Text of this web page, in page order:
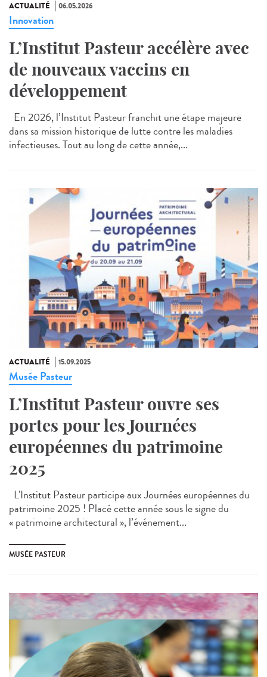
ACTUALITÉ 06.05.2026
Innovation
L’Institut Pasteur accélère avec
de nouveaux vaccins en
développement
En 2026, l’Institut Pasteur franchit une étape majeure
dans sa mission historique de lutte contre les maladies
infectieuses. Tout au long de cette année,...
ACTUALITÉ 15.09.2025
Musée Pasteur
L’Institut Pasteur ouvre ses
portes pour les Journées
européennes du patrimoine
2025
L'Institut Pasteur participe aux Journées européennes du
patrimoine 2025 ! Placé cette année sous le signe du
« patrimoine architectural », l’événement...
MUSÉE PASTEUR